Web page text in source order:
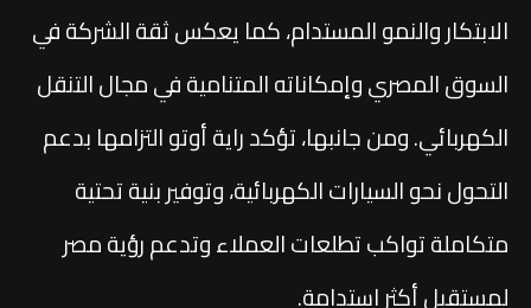
الابتكار والنمو المستدام، كما يعكس ثقة الشركة في
السوق المصري وإمكاناته المتنامية في مجال التنقل
الكهربائي. ومن جانبها، تؤكد راية أوتو التزامها بدعم
التحول نحو السيارات الكهربائية، وتوفير بنية تحتية
متكاملة تواكب تطلعات العملاء وتدعم رؤية مصر
لمستقبل أكثر استدامة.